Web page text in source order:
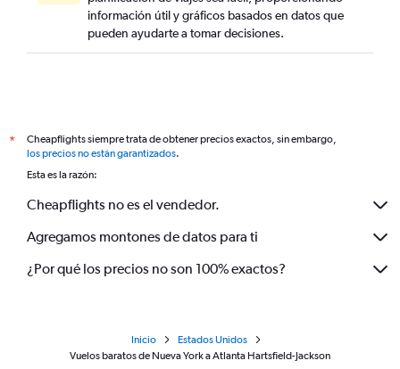
información útil y gráficos basados en datos que
pueden ayudarte a tomar decisiones.
*
Cheapflights siempre trata de obtener precios exactos, sin embargo,
los precios no están garantizados.
Esta es la razón:
Cheapflights no es el vendedor.
Agregamos montones de datos para ti
¿Por qué los precios no son 100% exactos?
Inicio
Estados Unidos
Vuelos baratos de Nueva York a Atlanta Hartsfield-Jackson